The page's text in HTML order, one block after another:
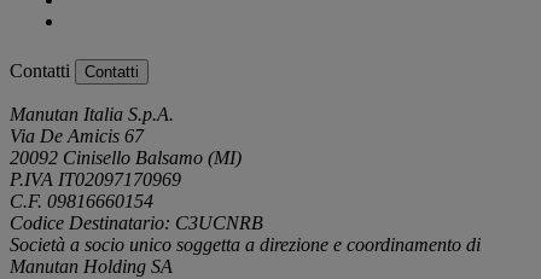
Contatti Contatti
Manutan Italia S.p.A.
Via De Amicis 67
20092 Cinisello Balsamo (MI)
P.IVA IT02097170969
C.F. 09816660154
Codice Destinatario: C3UCNRB
Società a socio unico soggetta a direzione e coordinamento di
Manutan Holding SA